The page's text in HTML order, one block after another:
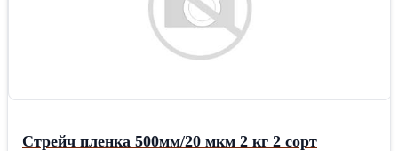
Стрейч пленка 500мм/20 мкм 2 кг 2 сорт